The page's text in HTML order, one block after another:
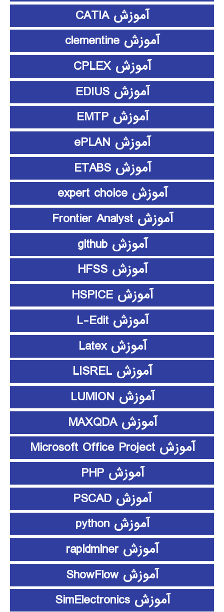
آموزش CATIA
آموزش clementine
آموزش CPLEX
آموزش EDIUS
آموزش EMTP
آموزش ePLAN
آموزش ETABS
آموزش expert choice
آموزش Frontier Analyst
آموزش github
آموزش HFSS
آموزش HSPICE
آموزش L-Edit
آموزش Latex
آموزش LISREL
آموزش LUMION
آموزش MAXQDA
آموزش Microsoft Office Project
آموزش PHP
آموزش PSCAD
آموزش python
آموزش rapidminer
آموزش ShowFlow
آموزش SimElectronics